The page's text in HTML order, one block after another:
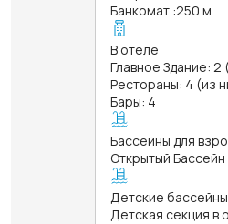
Банкомат :250 м
В отеле
Главное Здание: 2
Рестораны: 4 (из
Бары: 4
Бассейны для
Открытый
Детские бассейны
Детская секция в